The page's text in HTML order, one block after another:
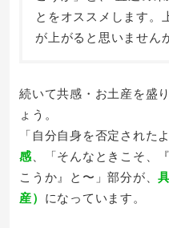
とをオススメします。
が上がると思いません
続いて共感・お土産を盛
ょう。
「自分自身を否定された
感 、「そんなときこそ、
こうか』と〜」部分が、
産） になっています。